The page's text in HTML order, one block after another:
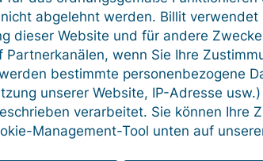
und das besondere
Die Software passt sich
an und hilft Ihnen, fundierte
den Verzicht auf die
werden nicht nur
man gewährleistet auch die
abgelehnt werden. Billit verwendet
dieser Website und für andere
Partnerkanälen, wenn Sie Ihre
bestimmte personenbezogene
unserer Website, IP-Adresse
verarbeitet. Sie können Ihre
Management-Tool unten auf